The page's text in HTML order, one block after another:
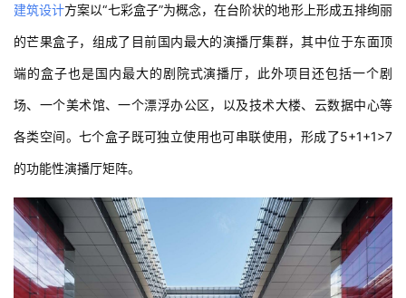
建筑设计方案以“七彩盒子”为概念，在台阶状的地形上形成五排绚丽
的芒果盒子，组成了目前国内最大的演播厅集群，其中位于东面顶
端的盒子也是国内最大的剧院式演播厅，此外项目还包括一个剧
场、一个美术馆、一个漂浮办公区，以及技术大楼、云数据中心等
各类空间。七个盒子既可独立使用也可串联使用，形成了5+1+1>7
的功能性演播厅矩阵。